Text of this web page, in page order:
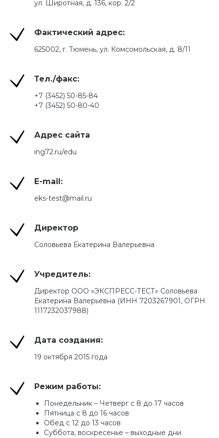
ул. Широтная, д. 136, кор. 2/2
Фактический адрес:
625002, г. Тюмень, ул. Комсомольская, д. 8/11
Тел./факс:
+7 (3452) 50-85-84
+7 (3452) 50-80-40
Адрес сайта
ing72.ru/edu
E-mail:
eks-test@mail.ru
Директор
Соловьева Екатерина Валерьевна
Учредитель:
Директор ООО «ЭКСПРЕСС-ТЕСТ» Соловьева
Екатерина Валерьевна (ИНН 7203267901, ОГРН
1117232037988)
Дата создания:
19 октября 2015 года
Режим работы:
Понедельник – Четверг с 8 до 17 часов
Пятница с 8 до 16 часов
Обед с 12 до 13 часов
Суббота, воскресенье – выходные дни